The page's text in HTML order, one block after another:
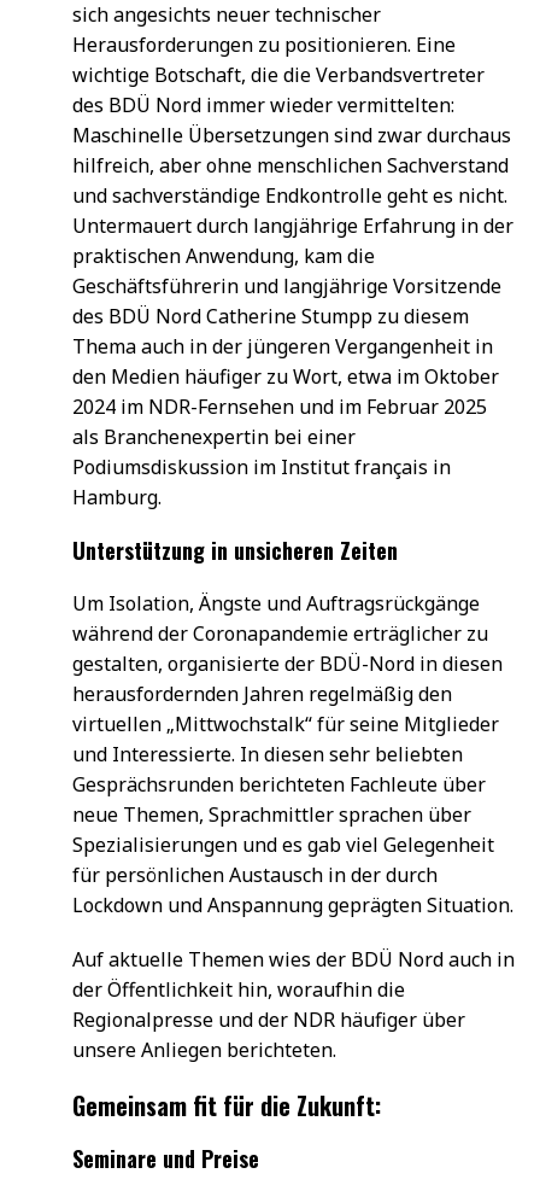
sich angesichts neuer technischer
Herausforderungen zu positionieren. Eine
wichtige Botschaft, die die Verbandsvertreter
des BDÜ Nord immer wieder vermittelten:
Maschinelle Übersetzungen sind zwar durchaus
hilfreich, aber ohne menschlichen Sachverstand
und sachverständige Endkontrolle geht es nicht.
Untermauert durch langjährige Erfahrung in der
praktischen Anwendung, kam die
Geschäftsführerin und langjährige Vorsitzende
des BDÜ Nord Catherine Stumpp zu diesem
Thema auch in der jüngeren Vergangenheit in
den Medien häufiger zu Wort, etwa im Oktober
2024 im NDR-Fernsehen und im Februar 2025
als Branchenexpertin bei einer
Podiumsdiskussion im Institut français in
Hamburg.
Unterstützung in unsicheren Zeiten
Um Isolation, Ängste und Auftragsrückgänge
während der Coronapandemie erträglicher zu
gestalten, organisierte der BDÜ-Nord in diesen
herausfordernden Jahren regelmäßig den
virtuellen „Mittwochstalk“ für seine Mitglieder
und Interessierte. In diesen sehr beliebten
Gesprächsrunden berichteten Fachleute über
neue Themen, Sprachmittler sprachen über
Spezialisierungen und es gab viel Gelegenheit
für persönlichen Austausch in der durch
Lockdown und Anspannung geprägten Situation.
Auf aktuelle Themen wies der BDÜ Nord auch in
der Öffentlichkeit hin, woraufhin die
Regionalpresse und der NDR häufiger über
unsere Anliegen berichteten.
Gemeinsam fit für die Zukunft:
Seminare und Preise